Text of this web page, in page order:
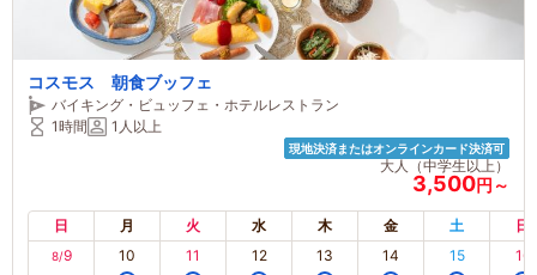
コスモス 朝食ブッフェ
バイキング・ビュッフェ・ホテルレストラン
1時間
1人以上
現地決済またはオンラインカード決済可
大人（中学生以上）
3,500円～
日 月 火 水 木 金 土 日
8/9 10 11 12 13 14 15 16